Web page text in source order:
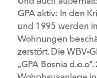
GPA aktiv: In den
und 1995 werden
Wohnungen
zerstört. Die WBV-
„GPA Bosnia